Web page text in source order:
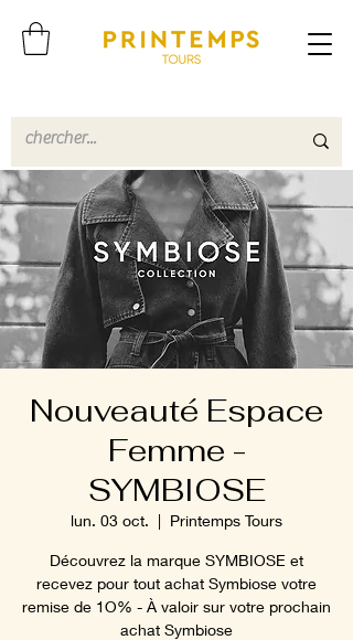
Nouveauté Espace
Femme -
SYMBIOSE
lun. 03 oct.
  |
Printemps Tours
Découvrez la marque SYMBIOSE et
recevez pour tout achat Symbiose votre
remise de 1O% - À valoir sur votre prochain
achat Symbiose